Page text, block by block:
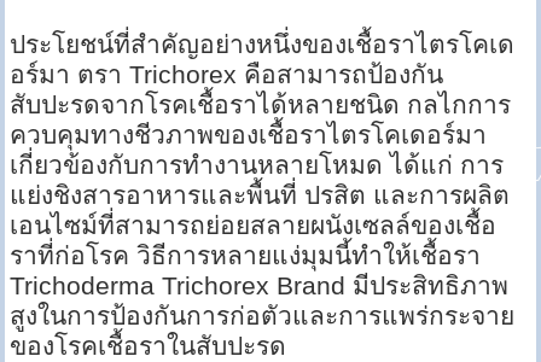
ประโยชน์ที่สำคัญอย่างหนึ่งของเชื้อราไตรโคเด
อร์มา ตรา Trichorex คือสามารถป้องกัน
สับปะรดจากโรคเชื้อราได้หลายชนิด กลไกการ
ควบคุมทางชีวภาพของเชื้อราไตรโคเดอร์มา
เกี่ยวข้องกับการทำงานหลายโหมด ได้แก่ การ
แย่งชิงสารอาหารและพื้นที่ ปรสิต และการผลิต
เอนไซม์ที่สามารถย่อยสลายผนังเซลล์ของเชื้อ
ราที่ก่อโรค วิธีการหลายแง่มุมนี้ทำให้เชื้อรา
Trichoderma Trichorex Brand มีประสิทธิภาพ
สูงในการป้องกันการก่อตัวและการแพร่กระจาย
ของโรคเชื้อราในสับปะรด